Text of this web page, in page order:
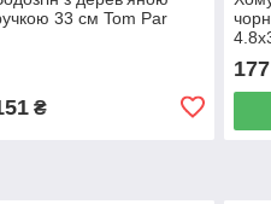
33 см Tom Par
₴
177